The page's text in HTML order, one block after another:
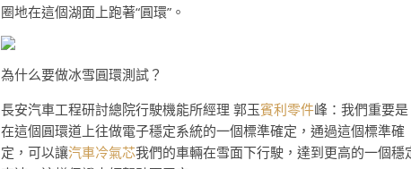
圈地在這個湖面上跑著“圓環”。
為什么要做冰雪圓環測試？
長安汽車工程研討總院行駛機能所經理 郭玉賓利零件峰：我們重要是
在這個圓環道上往做電子穩定系統的一個標準確定，通過這個標準確
定，可以讓汽車冷氣芯我們的車輛在雪面下行駛，達到更高的一個穩